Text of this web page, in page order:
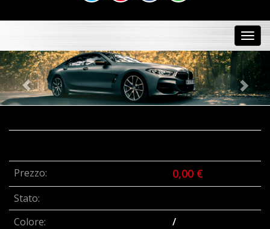
Previous
Prezzo: 0,00 €
Stato:
Colore:
/